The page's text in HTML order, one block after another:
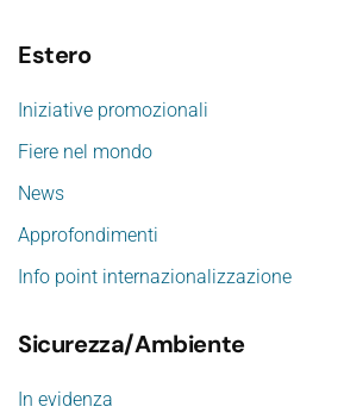
Estero
Iniziative promozionali
Fiere nel mondo
News
Approfondimenti
Info point internazionalizzazione
Sicurezza/Ambiente
In evidenza